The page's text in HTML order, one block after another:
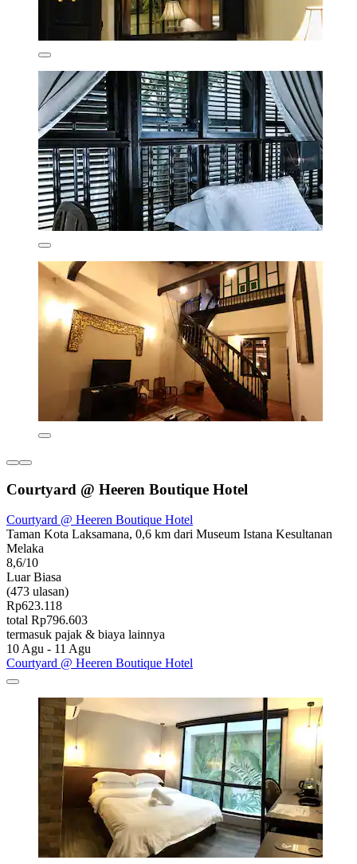
Courtyard @ Heeren Boutique Hotel
Courtyard @ Heeren Boutique Hotel
Taman Kota Laksamana, 0,6 km dari Museum Istana Kesultanan
Melaka
8,6/10
Luar Biasa
(473 ulasan)
Rp623.118
total Rp796.603
termasuk pajak & biaya lainnya
10 Agu - 11 Agu
Courtyard @ Heeren Boutique Hotel